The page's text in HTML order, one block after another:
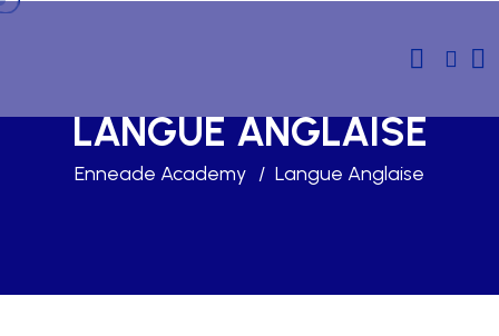
LANGUE ANGLAISE
Enneade Academy Langue Anglaise